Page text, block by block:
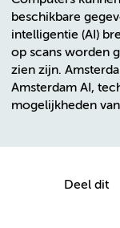
beschikbare
intelligentie (AI)
op scans worden
zien zijn.
Amsterdam AI,
mogelijkheden
Deel dit